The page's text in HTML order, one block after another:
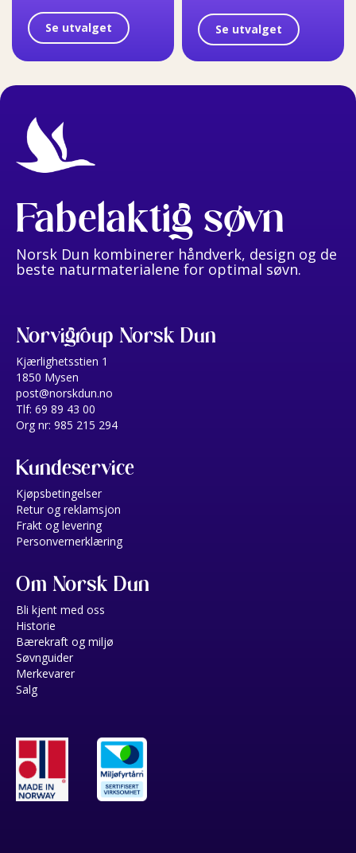
Se utvalget Se utvalget
Fabelaktig søvn
Norsk Dun kombinerer håndverk, design og de
beste naturmaterialene for optimal søvn.
Norvigroup Norsk Dun
Kjærlighetsstien 1
1850 Mysen
post@norskdun.no
Tlf: 69 89 43 00
Org nr: 985 215 294
Kundeservice
Kjøpsbetingelser
Retur og reklamsjon
Frakt og levering
Personvernerklæring
Om Norsk Dun
Bli kjent med oss
Historie
Bærekraft og miljø
Søvnguider
Merkevarer
Salg